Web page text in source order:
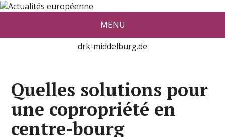
Actualité européenne vue par De
red Konrad Middelburg
drk-middelburg.de
MENU
Quelles solutions pour
une copropriété en
centre-bourg